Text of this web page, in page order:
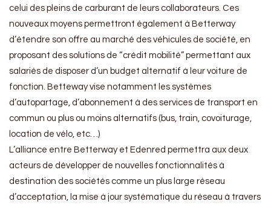
celui des pleins de carburant de leurs collaborateurs. Ces
nouveaux moyens permettront également à Betterway
d’étendre son offre au marché des véhicules de société, en
proposant des solutions de “crédit mobilité” permettant aux
salariés de disposer d’un budget alternatif à leur voiture de
fonction. Betteway vise notamment les systèmes
d’autopartage, d’abonnement à des services de transport en
commun ou plus ou moins alternatifs (bus, train, covoiturage,
location de vélo, etc…)
L’alliance entre Betterway et Edenred permettra aux deux
acteurs de développer de nouvelles fonctionnalités à
destination des sociétés comme un plus large réseau
d’acceptation, la mise à jour systématique du réseau à travers